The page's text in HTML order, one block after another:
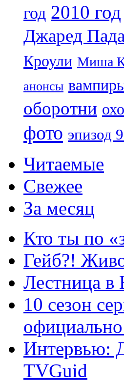
год 2010 год
Джаред
Кроули Миша
анонсы
оборотни
фото эпизод
Читаемые
Свежее
За месяц
Кто ты по
Гейб?!
Лестница в
10 сезон
Интервью:
TVGuid